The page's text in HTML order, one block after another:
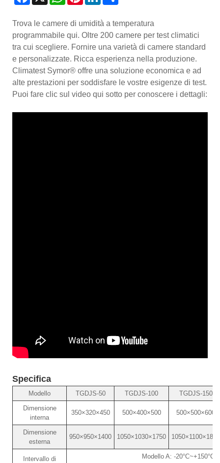
Trova le camere di umidità a temperatura
programmabile qui. Oltre 200 camere per test climatici
tra cui scegliere. Fornire una varietà di camere standard
e personalizzate. Ricca esperienza nella produzione.
Climatest Symor® offre una soluzione economica e ad
alte prestazioni per soddisfare le vostre esigenze di test.
Puoi fare clic sul video qui sotto per conoscere i dettagli:
Specifica
Modello TGDJS-50 TGDJS-100
TGDJS-150
Dimensione
interna
350×320×450 500×400×500 500×500×600
Dimensione
esterna
950×950×1400 1050×1030×1750 1050×1100×1850
Intervallo di
Modello A: -20°C~+150°C